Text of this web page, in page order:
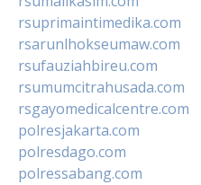
rsuprimaintimedika.com
rsarunlhokseumaw.com
rsufauziahbireu.com
rsumumcitrahusada.com
rsgayomedicalcentre.com
polresjakarta.com
polresdago.com
polressabang.com